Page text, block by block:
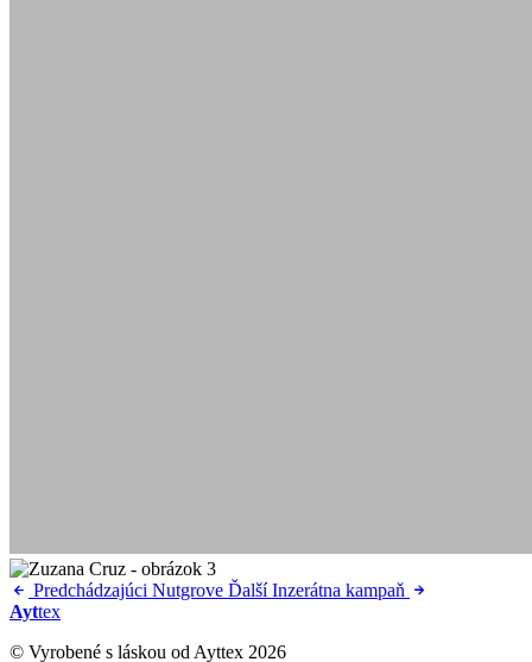
Predchádzajúci Nutgrove Ďalší Inzerátna kampaň
Ayttex
© Vyrobené s láskou od Ayttex 2026